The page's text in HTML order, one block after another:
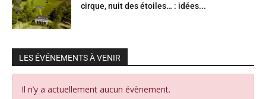
cirque, nuit des étoiles… : idées...
LES ÉVÉNEMENTS À VENIR
Il n’y a actuellement aucun évènement.